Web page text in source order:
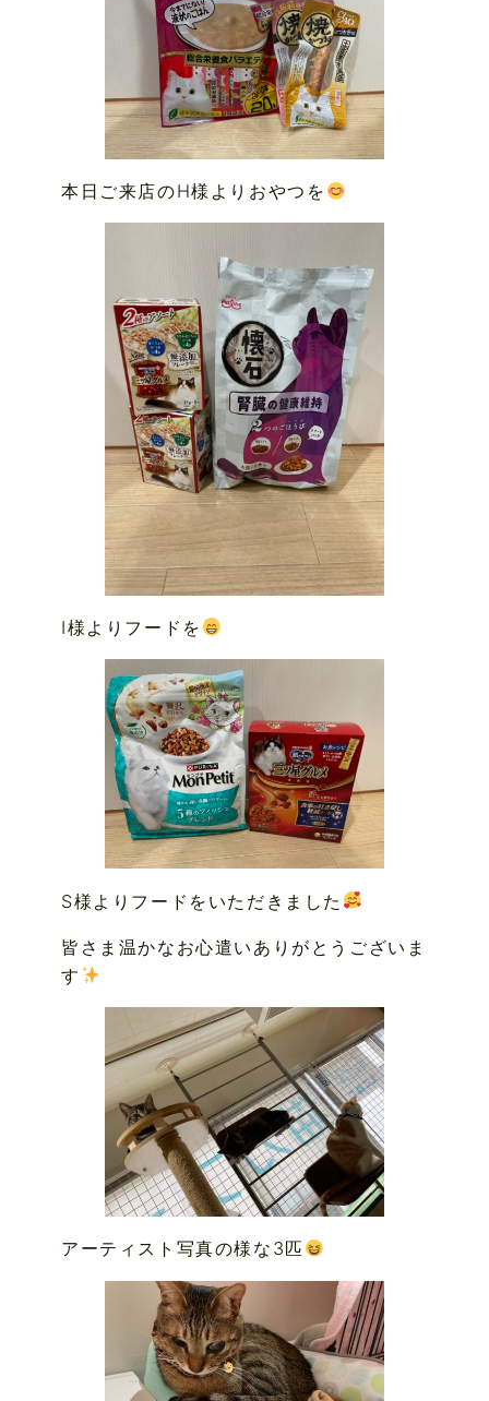
本日ご来店のH様よりおやつを
I様よりフードを
S様よりフードをいただきました
皆さま温かなお心遣いありがとうございま
す
アーティスト写真の様な3匹